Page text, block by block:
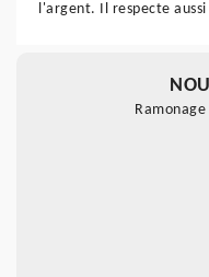
l'argent. Il respecte